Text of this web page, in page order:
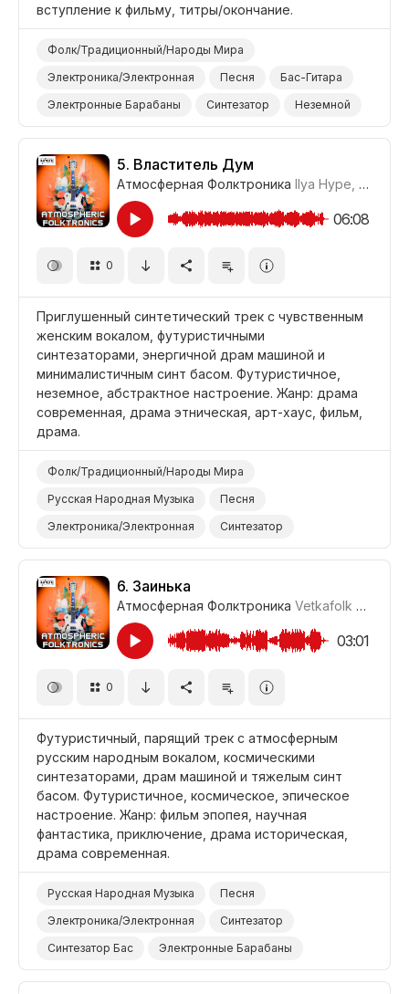
вступление к фильму, титры/окончание.
Фолк/Традиционный/Народы Мира
Электроника/Электронная
Песня
Бас-Гитара
Электронные Барабаны
Синтезатор
Неземной
Футуристичный
Абстрактный
Йога
Медитация
Фильм Вступление
Фильм Титры/Окончание
Фильм/Кино
Драма Этническая
Драма
Документальный Фильм
5. Властитель Дум
Атмосферная Фолктроника Ilya Hype Где-то
06:08
0
Приглушенный синтетический трек с чувственным
женским вокалом, футуристичными
синтезаторами, энергичной драм машиной и
минималистичным синт басом. Футуристичное,
неземное, абстрактное настроение. Жанр: драма
современная, драма этническая, арт-хаус, фильм,
драма.
Фолк/Традиционный/Народы Мира
Русская Народная Музыка
Песня
Электроника/Электронная
Синтезатор
Синтезатор Бас
Электронные Барабаны
Чувственный
Энергичный
Неземной
Абстрактный
Фильм Современная Драма
Фильм Арт-Хаус
Драма Этническая
6. Заинька
Атмосферная Фолктроника Vetkafolk
03:01
0
Футуристичный, парящий трек с атмосферным
русским народным вокалом, космическими
синтезаторами, драм машиной и тяжелым синт
басом. Футуристичное, космическое, эпическое
настроение. Жанр: фильм эпопея, научная
фантастика, приключение, драма историческая,
драма современная.
Русская Народная Музыка
Песня
Электроника/Электронная
Синтезатор
Синтезатор Бас
Электронные Барабаны
Эпический
Футуристичный